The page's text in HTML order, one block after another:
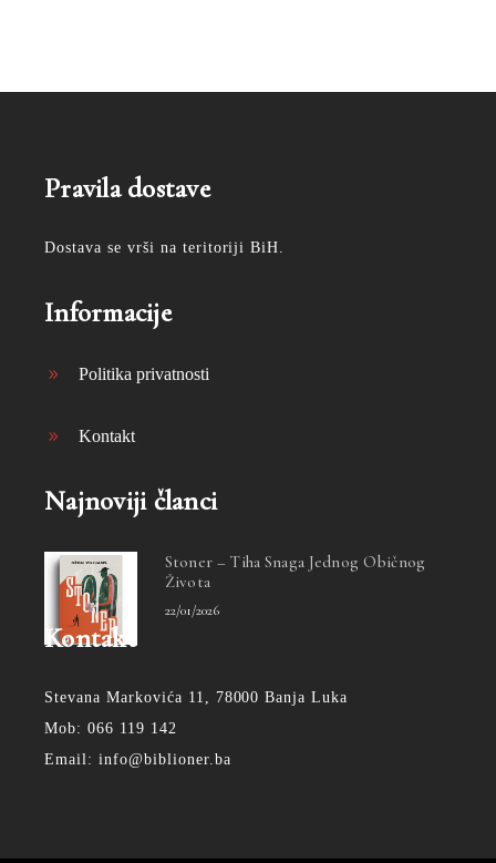
Pravila dostave
Dostava se vrši na teritoriji BiH.
Informacije
Politika privatnosti
Kontakt
Najnoviji članci
Stoner – Tiha Snaga Jednog Običnog
Života
22/01/2026
Kontakt
Stevana Markovića 11, 78000 Banja Luka
Mob: 066 119 142
Email: info@biblioner.ba